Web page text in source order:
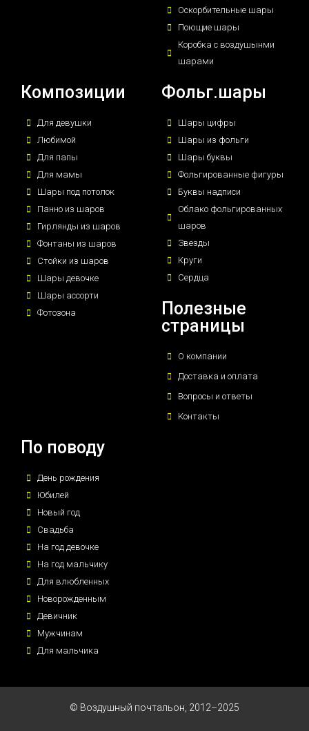
Оскорбительные шары
Поющие шары
Коробка с воздушынми
шарами
Композиции
Для девушки
Любимой
Для папы
Для мамы
Шары под потолок
Панно из шаров
Гирлянды из шаров
Фонтаны из шаров
Стойки из шаров
Шары девочке
Шары ассорти
Фотозона
Фольг.шары
Шары цифры
Шары из фольги
Шары буквы
Фольгированные фигуры
Буквы надписи
Облако фольгированных
шаров
Звезды
Круги
Сердца
Полезные
страницы
О компании
Доставка и оплата
Вопросы и ответы
Контакты
По поводу
День рождения
Юбилей
Новый год
Свадьба
На год девочке
На год мальчику
Для влюбленных
Новорожденным
Девичник
Мужчинам
Для мальчика
© Воздушный почтальон, 2012–2025